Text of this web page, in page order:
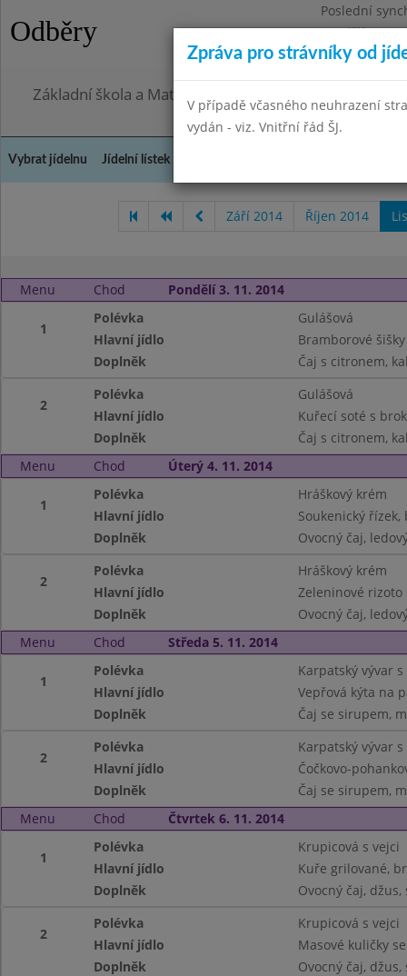
Odběry
Poslední
Pondělí
Omezení
Základní škola a Mateřská škola, Praha 4, Ohradní 49
Vybrat jídelnu Jídelní lístek
Září 2014 Říjen 2014
Menu Chod Pondělí 3. 11. 2014
1
Polévka
Gulášová
Hlavní jídlo
Bramborové
Doplněk
Čaj s citronem,
2
Polévka
Gulášová
Hlavní jídlo
Kuřecí soté s
Doplněk
Čaj s citronem,
Menu
Chod Úterý 4. 11. 2014
1
Polévka
Hráškový krém
Hlavní jídlo
Soukenický
Doplněk
Ovocný čaj,
2
Polévka
Hráškový krém
Hlavní jídlo
Zeleninové
Doplněk
Ovocný čaj,
Menu
Chod Středa 5. 11. 2014
1
Polévka
Karpatský vývar
Hlavní jídlo
Vepřová kýta na
Doplněk
Čaj se sirupem,
2
Polévka
Karpatský vývar
Hlavní jídlo
Čočkovo-
Doplněk
Čaj se sirupem,
Menu
Chod Čtvrtek 6. 11. 2014
1
Polévka
Krupicová s vejci
Hlavní jídlo
Kuře grilované,
Doplněk
Ovocný čaj,
2
Polévka
Krupicová s vejci
Hlavní jídlo
Masové kuličky
Doplněk
Ovocný čaj,
Zpráva pro strávníky od
V případě včasného neuhrazení
vydán - viz. Vnitřní řád ŠJ.